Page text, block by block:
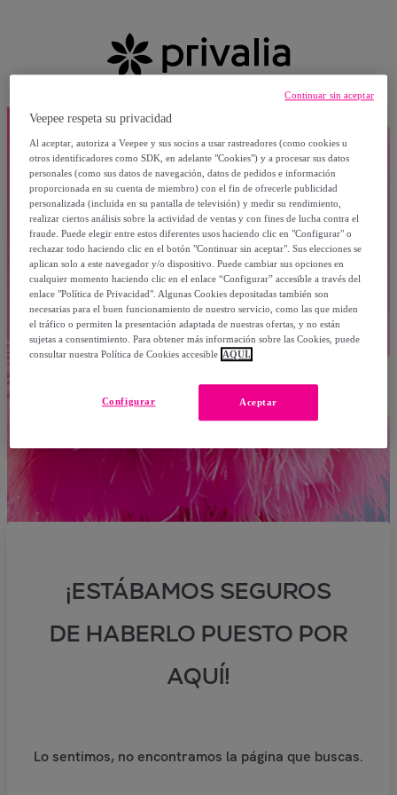
¡ESTÁBAMOS SEGUROS
DE HABERLO PUESTO POR
AQUÍ!
Lo sentimos, no encontramos la página que buscas.
Veepee respeta su privacidad
Al aceptar, autoriza a Veepee y sus socios a usar rastreadores (como cookies u
otros identificadores como SDK, en adelante "Cookies") y a procesar sus datos
personales (como sus datos de navegación, datos de pedidos e información
proporcionada en su cuenta de miembro) con el fin de ofrecerle publicidad
personalizada (incluida en su pantalla de televisión) y medir su rendimiento,
realizar ciertos análisis sobre la actividad de ventas y con fines de lucha contra el
fraude. Puede elegir entre estos diferentes usos haciendo clic en "Configurar" o
rechazar todo haciendo clic en el botón "Continuar sin aceptar". Sus elecciones se
aplican solo a este navegador y/o dispositivo. Puede cambiar sus opciones en
cualquier momento haciendo clic en el enlace “Configurar” accesible a través del
enlace "Política de Privacidad". Algunas Cookies depositadas también son
necesarias para el buen funcionamiento de nuestro servicio, como las que miden
el tráfico o permiten la presentación adaptada de nuestras ofertas, y no están
sujetas a consentimiento. Para obtener más información sobre las Cookies, puede
consultar nuestra Política de Cookies accesible AQUÍ.
Aceptar
Configurar
Continuar sin aceptar